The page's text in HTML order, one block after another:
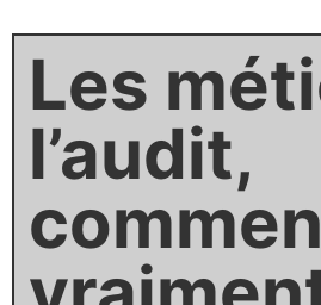
Les
l’audit,